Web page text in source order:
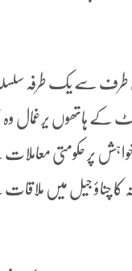
کی طرف سے یک طرفہ
ہاتھوں یرغمال وہ
پر حکومتی
چناؤ جیل میں